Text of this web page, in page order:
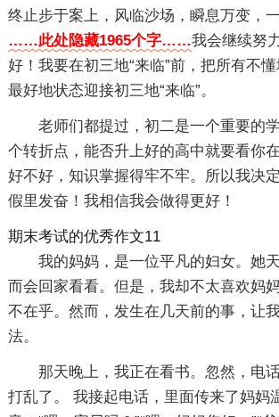
终止步于案上，风临沙场，瞬息万变，
……此处隐藏1965个字……我会继续努
好！我要在初三地“来临”前，把所有不
最好地状态迎接初三地“来临”。
老师们都提过，初二是一个重要的
个转折点，能否升上好的高中就要看你
好不好，知识掌握得牢不牢。所以我决
假里发奋！我相信我会做得更好！
期末考试的优秀作文11
我的妈妈，是一位平凡的妇女。她
而会回家看看。但是，我却不太喜欢妈
不在乎。然而，发生在几天前的事，让
法。
那天晚上，我正在看书。忽然，电
打乱了。 我接起电话，里面传来了妈妈